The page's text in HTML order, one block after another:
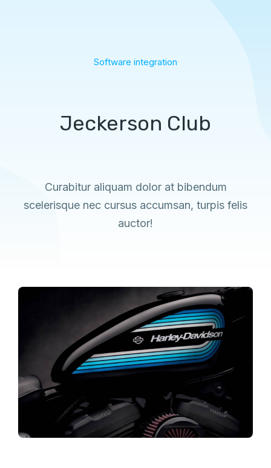
Software integration
Jeckerson Club
Curabitur aliquam dolor at bibendum
scelerisque nec cursus accumsan, turpis felis
auctor!